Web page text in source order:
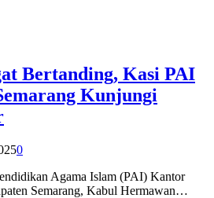
Bertanding, Kasi PAI
Kunjungi
0
Agama Islam (PAI) Kantor
Semarang, Kabul Hermawan…